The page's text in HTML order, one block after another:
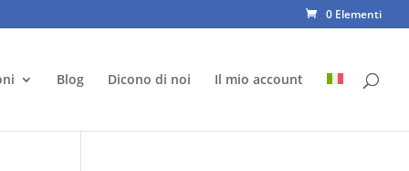
0 Elementi
Blog Dicono di noi Il mio account